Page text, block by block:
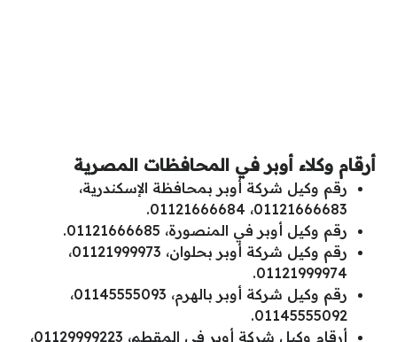
أرقام وكلاء أوبر في المحافظات المصرية
رقم وكيل شركة أوبر بمحافظة الإسكندرية،
01121666683، 01121666684.
رقم وكيل أوبر في المنصورة، 01121666685.
رقم وكيل شركة أوبر بحلوان، 01121999973،
01121999974.
رقم وكيل شركة أوبر بالهرم، 01145555093،
01145555092.
أرقام وكيل شركة أوبر في المقطم، 01129999223،